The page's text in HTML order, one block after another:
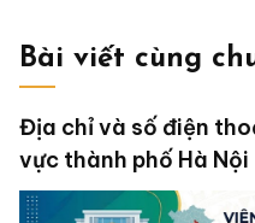
Bài viết cùng
Địa chỉ và số điện
vực thành phố Hà Nội